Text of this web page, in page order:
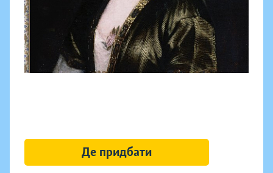
Де придбати